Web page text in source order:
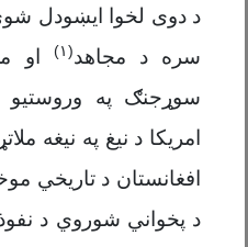
د دوی لخوا ایښودل
سره د مجاهد(۱)
او
سوړجنګ په وروستیو
امریکا د نیغ په نیغه
افغانستان د تاریخي
د پخواني شوروي د نفوذ